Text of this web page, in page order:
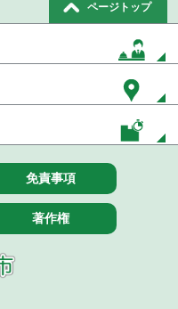
ページトップ
免責事項
著作権